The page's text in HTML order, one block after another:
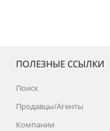
ПОЛЕЗНЫЕ ССЫЛКИ
Поиск
Продавцы/Агенты
Компании